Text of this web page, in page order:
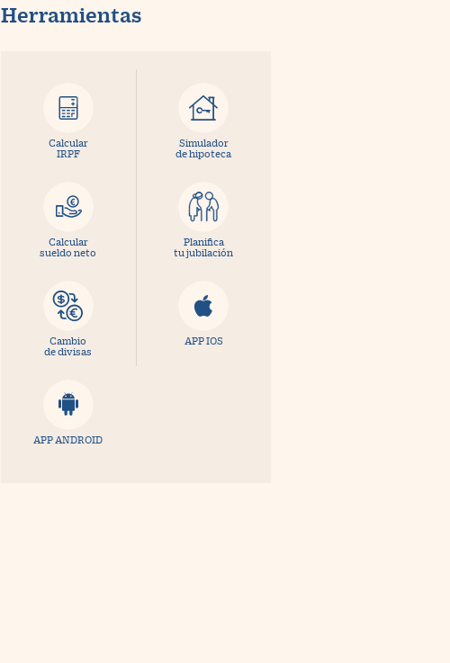
Herramientas
Calcular
IRPF
Simulador
de hipoteca
Calcular
sueldo neto
Planifica
tu jubilación
Cambio
de divisas
APP IOS
APP ANDROID